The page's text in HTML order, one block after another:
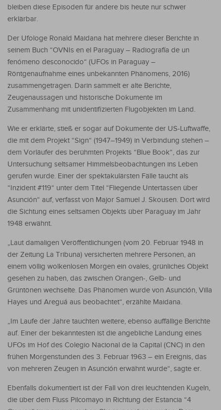
bleiben diese Episoden für andere bis heute nur schwer
erklärbar.
Der Ufologe Ronald Maidana hat mehrere dieser Berichte in
seinem Buch “OVNIs en el Paraguay – Radiografía de un
fenómeno desconocido“ (UFOs in Paraguay –
Röntgenaufnahme eines unbekannten Phänomens, 2016)
zusammengetragen. Darin sammelt er alte Berichte,
Zeugenaussagen und historische Dokumente im
Zusammenhang mit unidentifizierten Flugobjekten im Land.
Wie er erklärte, stieß er sogar auf Dokumente der US-Luftwaffe,
die mit dem Projekt “Sign“ (1947–1949) in Verbindung stehen –
dem Vorläufer des berühmten Projekts “Blue Book“, das zur
Untersuchung seltsamer Himmelsbeobachtungen ins Leben
gerufen wurde. Einer der spektakulärsten Fälle taucht als
“Inzident #119“ unter dem Titel “Fliegende Untertassen über
Asunción“ auf, verfasst von Major Samuel J. Skousen. Dort wird
die Sichtung eines seltsamen Objekts über Paraguay im Jahr
1948 erwähnt.
„Laut damaligen Veröffentlichungen (vom 20. Februar 1948 in
der Zeitung La Tribuna) versicherten mehrere Personen, an
einem völlig wolkenlosen Morgen ein ovales, grünliches Objekt
gesehen zu haben, das zwischen Orangen-, Gelb- und
Grüntönen wechselte. Das Phänomen wurde von Asunción, Villa
Hayes und Areguá aus beobachtet“, erzählte Maidana.
„Im Laufe der Jahre tauchten weitere, ebenso auffällige Berichte
auf. Einer der bekanntesten ist die angebliche Landung eines
UFOs im Hof des Colegio Nacional de la Capital (CNC) in den
frühen Morgenstunden des 3. Februar 1963 – ein Ereignis, das
von mehreren Zeugen in Asunción erwähnt wurde“, sagte er.
Ebenfalls dokumentiert ist der Fall von drei leuchtenden Kugeln,
die über dem Fluss Pilcomayo in Richtung der Estancia “4